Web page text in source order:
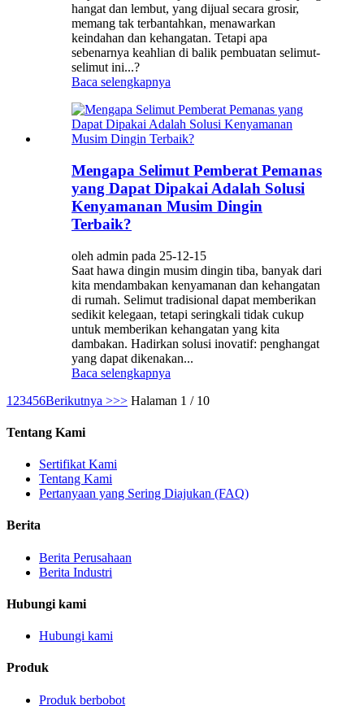
hangat dan lembut, yang dijual secara grosir,
memang tak terbantahkan, menawarkan
keindahan dan kehangatan. Tetapi apa
sebenarnya keahlian di balik pembuatan selimut-
selimut ini...?
Baca selengkapnya
Mengapa Selimut Pemberat Pemanas
yang Dapat Dipakai Adalah Solusi
Kenyamanan Musim Dingin
Terbaik?
oleh admin pada 25-12-15
Saat hawa dingin musim dingin tiba, banyak dari
kita mendambakan kenyamanan dan kehangatan
di rumah. Selimut tradisional dapat memberikan
sedikit kelegaan, tetapi seringkali tidak cukup
untuk memberikan kehangatan yang kita
dambakan. Hadirkan solusi inovatif: penghangat
yang dapat dikenakan...
Baca selengkapnya
1 23456Berikutnya >>> Halaman 1 / 10
Tentang Kami
Sertifikat Kami
Tentang Kami
Pertanyaan yang Sering Diajukan (FAQ)
Berita
Berita Perusahaan
Berita Industri
Hubungi kami
Hubungi kami
Produk
Produk berbobot